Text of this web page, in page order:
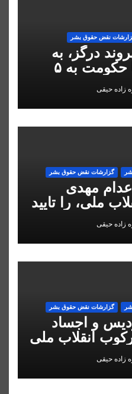
نقض حقوق بشر
درگز، به
دلیل «مخالفت» با حکومت به ۵
شد
زاده حیقی
گزارشات نقض حقوق بشر
مهدی
ملی، را تایید
زاده حیقی
گزارشات نقض حقوق بشر
و اجساد
انقلاب ملی
زاده حیقی